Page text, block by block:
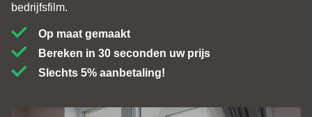
bedrijfsfilm.
Op maat gemaakt
Bereken in 30 seconden uw prijs
Slechts 5% aanbetaling!